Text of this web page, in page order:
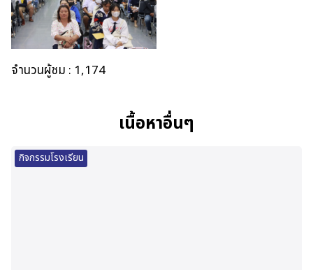
จำนวนผู้ชม : 1,174
เนื้อหาอื่นๆ
กิจกรรมโรงเรียน